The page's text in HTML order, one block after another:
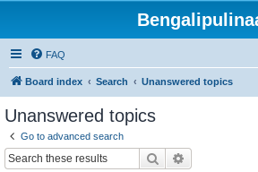
FAQ
Board index Search Unanswered topics
Unanswered topics
Go to advanced search
Search